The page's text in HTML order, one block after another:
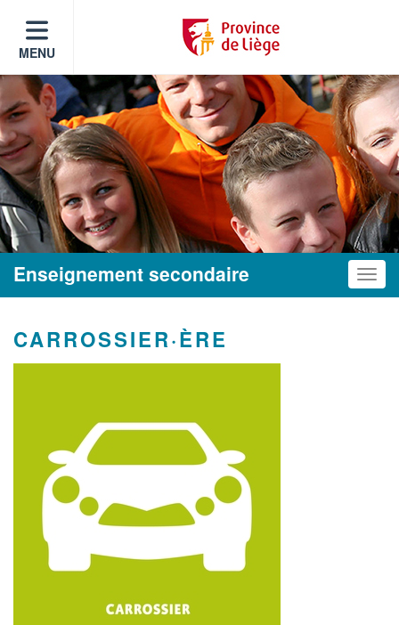
MENU
Enseignement secondaire
CARROSSIER·ÈRE